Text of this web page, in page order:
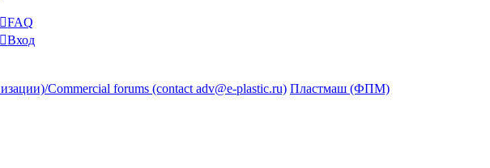
FAQ
Вход
Commercial forums (contact adv@e-plastic.ru) Пластмаш (ФПМ)